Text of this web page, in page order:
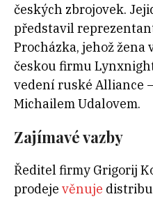
českých zbrojovek.
představil
Procházka, jehož
českou firmu
vedení ruské Alliance
Michailem Udalovem.
Zajímavé vazby
Ředitel firmy Grigorij
prodeje věnuje